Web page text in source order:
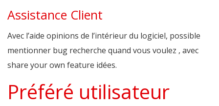
Assistance Client
Avec l’aide opinions de l’intérieur du logiciel, possible
mentionner bug recherche quand vous voulez , avec
share your own feature idées.
Préféré utilisateur